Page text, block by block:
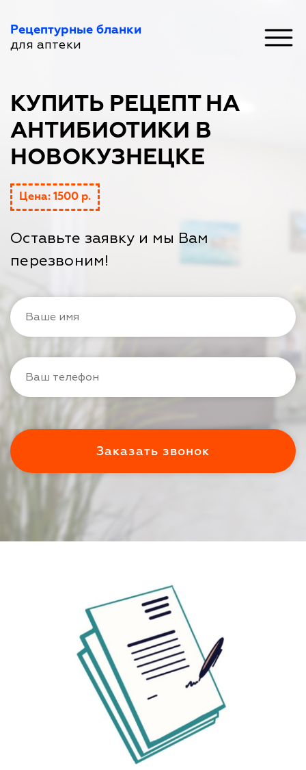
Рецептурные бланки
для аптеки
КУПИТЬ РЕЦЕПТ НА
АНТИБИОТИКИ В
НОВОКУЗНЕЦКЕ
Цена: 1500 р.
Оставьте заявку и мы Вам
перезвоним!